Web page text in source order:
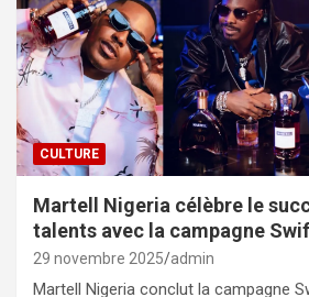
CULTURE
Martell Nigeria célèbre le
talents avec la campagne
29 novembre 2025 admin
Martell Nigeria conclut la campagne